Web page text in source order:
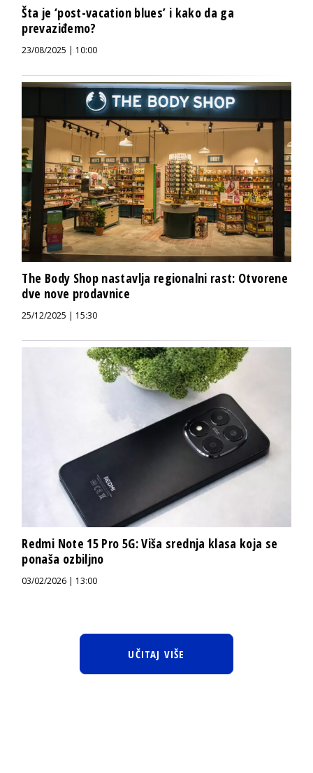
Šta je ‘post-vacation blues’ i kako da ga
prevaziđemo?
23/08/2025 | 10:00
The Body Shop nastavlja regionalni rast: Otvorene
dve nove prodavnice
25/12/2025 | 15:30
Redmi Note 15 Pro 5G: Viša srednja klasa koja se
ponaša ozbiljno
03/02/2026 | 13:00
UČITAJ VIŠE